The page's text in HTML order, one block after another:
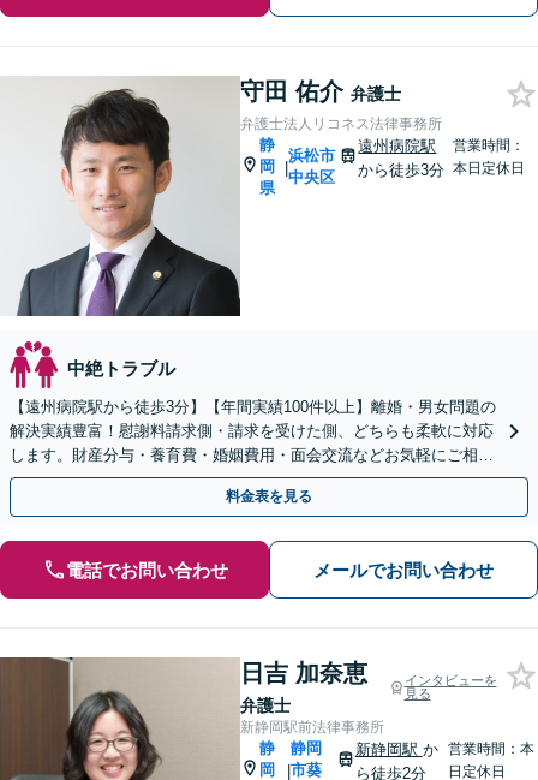
守田 佑介 弁護士
弁護士法人リコネス法律事務所
静
岡
県
|
浜松市
中央区
遠州病院駅
から徒歩3分
営業時間：
本日定休日
中絶トラブル
【遠州病院駅から徒歩3分】【年間実績100件以上】離婚・男女問題の
解決実績豊富！慰謝料請求側・請求を受けた側、どちらも柔軟に対応
します。財産分与・養育費・婚姻費用・面会交流などお気軽にご相談
ください。【完全個室対応】
料金表を見る
電話でお問い合わせ メールでお問い合わせ
日吉 加奈恵
弁護士
インタビューを
見る
新静岡駅前法律事務所
静
岡
|
静岡
市葵
新静岡駅 か
ら徒歩2分
営業時間：本
日定休日